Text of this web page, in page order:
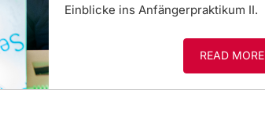
Einblicke ins Anfängerpraktikum II.
READ MORE